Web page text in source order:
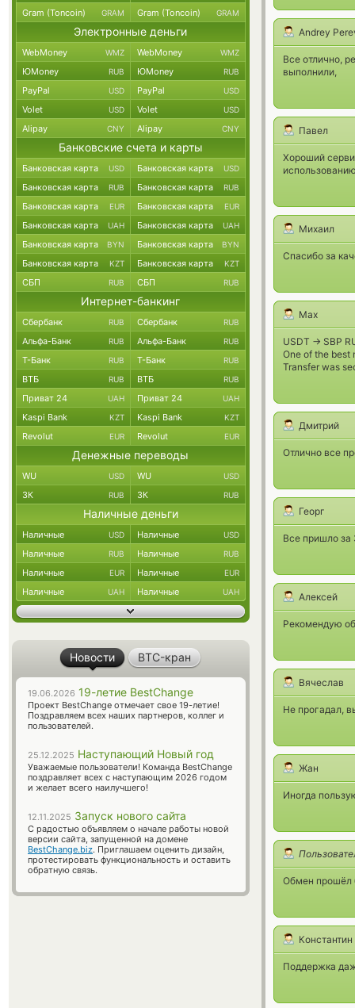
Andrey
Все отлично,
выполнили,
Павел
Хороший
Михаил
Спасибо за
Max
USDT -> SBP
One of the best
Transfer was
Дмитрий
Отлично все
Георг
Все пришло за
Алексей
Рекомендую
Вячеслав
Не прогадал,
Жан
Иногда
Обмен прошёл
Константин
Поддержка
Gram (Toncoin) GRAM Gram (Toncoin) GRAM
Электронные деньги
WebMoney WMZ WebMoney WMZ
ЮMoney RUB ЮMoney RUB
PayPal USD PayPal USD
Volet USD Volet USD
Alipay CNY Alipay CNY
Банковские счета и карты
Банковская карта USD Банковская карта USD
Банковская карта RUB Банковская карта RUB
Банковская карта EUR Банковская карта EUR
Банковская карта UAH Банковская карта UAH
Банковская карта BYN Банковская карта BYN
Банковская карта KZT Банковская карта KZT
СБП RUB СБП RUB
Интернет-банкинг
Сбербанк RUB Сбербанк RUB
Альфа-Банк RUB Альфа-Банк RUB
Т-Банк RUB Т-Банк RUB
ВТБ RUB ВТБ RUB
Приват 24 UAH Приват 24 UAH
Kaspi Bank KZT Kaspi Bank KZT
Revolut EUR Revolut EUR
Денежные переводы
WU USD WU USD
ЗК RUB ЗК RUB
Наличные деньги
Наличные USD Наличные USD
Наличные RUB Наличные RUB
Наличные EUR Наличные EUR
Наличные UAH Наличные UAH
Новости BTC-кран
19.06.2026 19-летие BestChange
Проект BestChange отмечает свое 19-летие!
Поздравляем всех наших партнеров, коллег и
пользователей.
25.12.2025 Наступающий Новый год
Уважаемые пользователи! Команда BestChange
поздравляет всех с наступающим 2026 годом
и желает всего наилучшего!
12.11.2025 Запуск нового сайта
С радостью объявляем о начале работы новой
версии сайта, запущенной на домене
BestChange.biz. Приглашаем оценить дизайн,
протестировать функциональность и оставить
обратную связь.